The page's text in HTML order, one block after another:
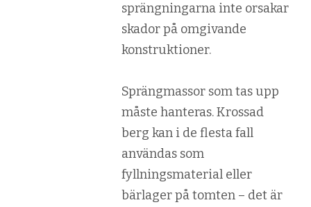
sprängningarna inte orsakar
skador på omgivande
konstruktioner.
Sprängmassor som tas upp
måste hanteras. Krossad
berg kan i de flesta fall
användas som
fyllningsmaterial eller
bärlager på tomten – det är